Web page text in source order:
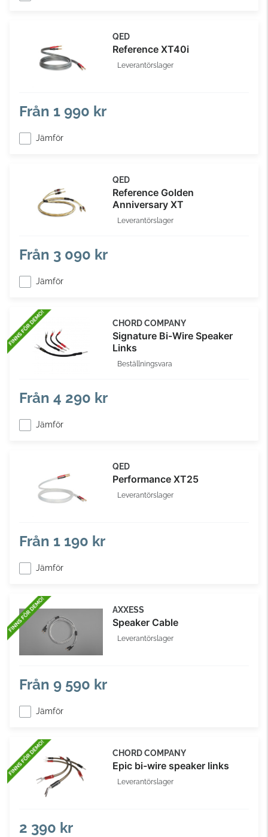
QED
Reference XT40i
Leverantörslager
Från 1 990 kr
Jämför
QED
Reference Golden
Anniversary XT
Leverantörslager
Från 3 090 kr
Jämför
CHORD COMPANY
Signature Bi-Wire Speaker
Links
Beställningsvara
Från 4 290 kr
Jämför
QED
Performance XT25
Leverantörslager
Från 1 190 kr
Jämför
AXXESS
Speaker Cable
Leverantörslager
Från 9 590 kr
Jämför
CHORD COMPANY
Epic bi-wire speaker links
Leverantörslager
2 390 kr